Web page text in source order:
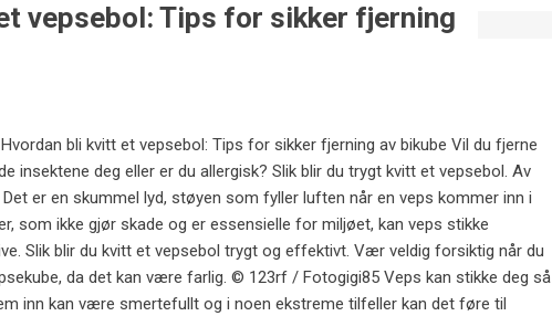
vepsebol: Tips for sikker fjerning
bli kvitt et vepsebol: Tips for sikker fjerning av bikube Vil du fjerne
insektene deg eller er du allergisk? Slik blir du trygt kvitt et vepsebol. Av
Det er en skummel lyd, støyen som fyller luften når en veps kommer inn i
som ikke gjør skade og er essensielle for miljøet, kan veps stikke
Slik blir du kvitt et vepsebol trygt og effektivt. Vær veldig forsiktig når du
da det kan være farlig. © 123rf / Fotogigi85 Veps kan stikke deg så
inn kan være smertefullt og i noen ekstreme tilfeller kan det føre til